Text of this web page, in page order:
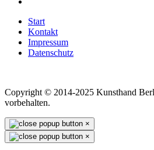
Start
Kontakt
Impressum
Datenschutz
Copyright © 2014-2025 Kunsthand
vorbehalten.
×
×